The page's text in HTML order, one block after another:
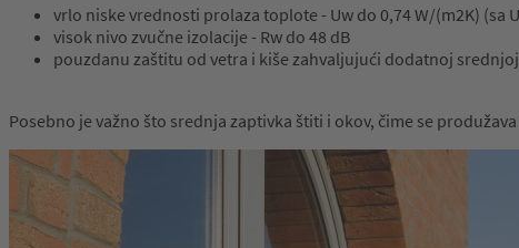
vrlo niske vrednosti prolaza toplote - Uw do 0,74 W/(m2K) (sa
visok nivo zvučne izolacije - Rw do 48 dB
pouzdanu zaštitu od vetra i kiše zahvaljujući dodatnoj
Posebno je važno što srednja zaptivka štiti i okov, čime se